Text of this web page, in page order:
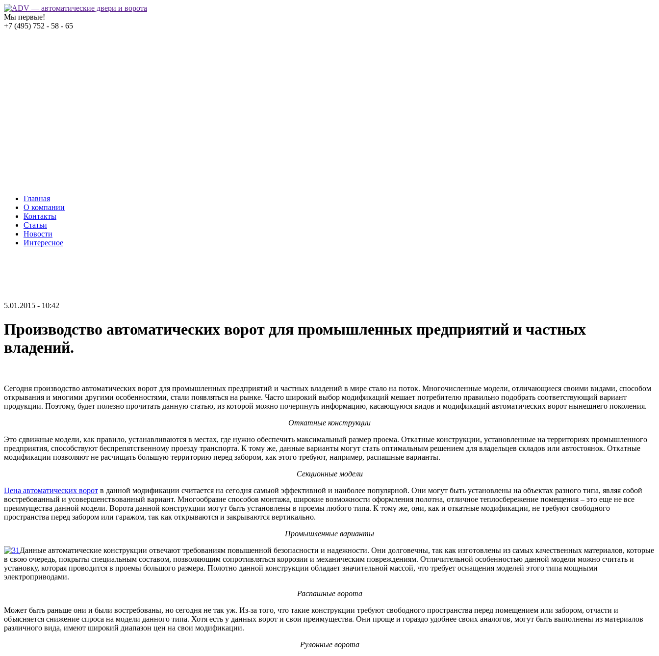
Мы первые!
+7 (495) 752 - 58 - 65
Главная
О компании
Контакты
Статьи
Новости
Интересное
5.01.2015 - 10:42
Производство автоматических ворот для промышленных предприятий и частных
владений.
Сегодня производство автоматических ворот для промышленных предприятий и частных владений в мире стало на поток. Многочисленные модели, отличающиеся своими видами, способом
открывания и многими другими особенностями, стали появляться на рынке. Часто широкий выбор модификаций мешает потребителю правильно подобрать соответствующий вариант
продукции. Поэтому, будет полезно прочитать данную статью, из которой можно почерпнуть информацию, касающуюся видов и модификаций автоматических ворот нынешнего поколения.
Откатные конструкции
Это сдвижные модели, как правило, устанавливаются в местах, где нужно обеспечить максимальный размер проема. Откатные конструкции, установленные на территориях промышленного
предприятия, способствуют беспрепятственному проезду транспорта. К тому же, данные варианты могут стать оптимальным решением для владельцев складов или автостоянок. Откатные
модификации позволяют не расчищать большую территорию перед забором, как этого требуют, например, распашные варианты.
Секционные модели
Цена автоматических ворот в данной модификации считается на сегодня самыой эффективной и наиболее популярной. Они могут быть установлены на объектах разного типа, являя собой
востребованный и усовершенствованный вариант. Многообразие способов монтажа, широкие возможности оформления полотна, отличное теплосбережение помещения – это еще не все
преимущества данной модели. Ворота данной конструкции могут быть установлены в проемы любого типа. К тому же, они, как и откатные модификации, не требуют свободного
пространства перед забором или гаражом, так как открываются и закрываются вертикально.
Промышленные варианты
Данные автоматические конструкции отвечают требованиям повышенной безопасности и надежности. Они долговечны, так как изготовлены из самых качественных материалов, которые
в свою очередь, покрыты специальным составом, позволяющим сопротивляться коррозии и механическим повреждениям. Отличительной особенностью данной модели можно считать и
установку, которая проводится в проемы большого размера. Полотно данной конструкции обладает значительной массой, что требует оснащения моделей этого типа мощными
электроприводами.
Распашные ворота
Может быть раньше они и были востребованы, но сегодня не так уж. Из-за того, что такие конструкции требуют свободного пространства перед помещением или забором, отчасти и
объясняется снижение спроса на модели данного типа. Хотя есть у данных ворот и свои преимущества. Они проще и гораздо удобнее своих аналогов, могут быть выполнены из материалов
различного вида, имеют широкий диапазон цен на свои модификации.
Рулонные ворота